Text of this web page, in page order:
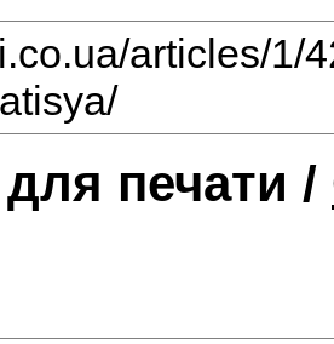
articles/1/
печати /